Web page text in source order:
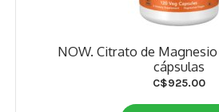
NOW. Citrato de
cápsulas
C$925.00